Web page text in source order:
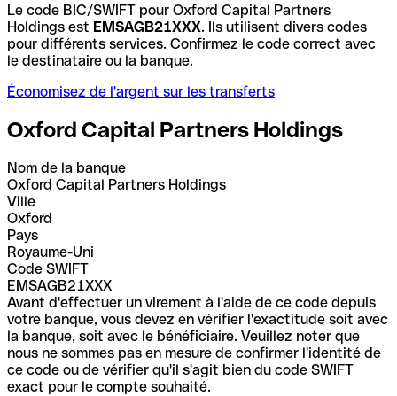
Le code BIC/SWIFT pour Oxford Capital Partners
Holdings est EMSAGB21XXX. Ils utilisent divers codes
pour différents services. Confirmez le code correct avec
le destinataire ou la banque.
Économisez de l'argent sur les transferts
Oxford Capital Partners Holdings
Nom de la banque
Oxford Capital Partners Holdings
Ville
Oxford
Pays
Royaume-Uni
Code SWIFT
EMSAGB21XXX
Avant d'effectuer un virement à l'aide de ce code depuis
votre banque, vous devez en vérifier l'exactitude soit avec
la banque, soit avec le bénéficiaire. Veuillez noter que
nous ne sommes pas en mesure de confirmer l'identité de
ce code ou de vérifier qu'il s'agit bien du code SWIFT
exact pour le compte souhaité.